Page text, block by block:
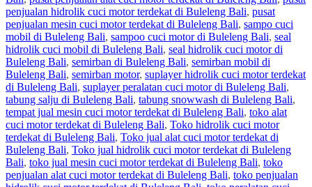
penjualan hidrolik cuci motor terdekat di Buleleng Bali, pusat
penjualan mesin cuci motor terdekat di Buleleng Bali, sampo cuci
mobil di Buleleng Bali, sampoo cuci motor di Buleleng Bali, seal
hidrolik cuci mobil di Buleleng Bali, seal hidrolik cuci motor di
Buleleng Bali, semirban di Buleleng Bali, semirban mobil di
Buleleng Bali, semirban motor, suplayer hidrolik cuci motor terdekat
di Buleleng Bali, suplayer peralatan cuci motor di Buleleng Bali,
tabung salju di Buleleng Bali, tabung snowwash di Buleleng Bali,
tempat jual mesin cuci motor terdekat di Buleleng Bali, toko alat
cuci motor terdekat di Buleleng Bali, Toko hidrolik cuci motor
terdekat di Buleleng Bali, Toko jual alat cuci motor terdekat di
Buleleng Bali, Toko jual hidrolik cuci motor terdekat di Buleleng
Bali, toko jual mesin cuci motor terdekat di Buleleng Bali, toko
penjualan alat cuci motor terdekat di Buleleng Bali, toko penjualan